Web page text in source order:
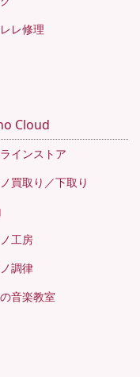
レ修理
Cloud
インストア
買取り／下取り
工房
調律
音楽教室